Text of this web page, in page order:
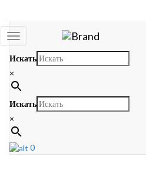
Toggle
navigation
Искать
×
Искать
×
0